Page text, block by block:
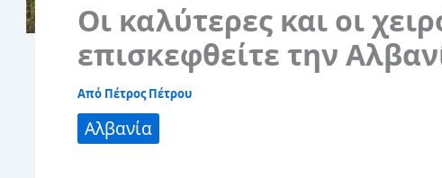
Οι καλύτερες και οι
επισκεφθείτε την
Από Πέτρος Πέτρου
Αλβανία